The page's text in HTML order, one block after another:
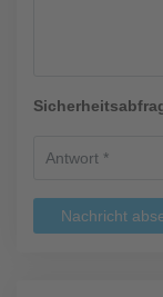
Nachricht